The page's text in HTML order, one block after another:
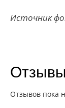
Источник
Отзывы
Отзывов пока